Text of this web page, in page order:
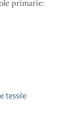
primarie:
tessile